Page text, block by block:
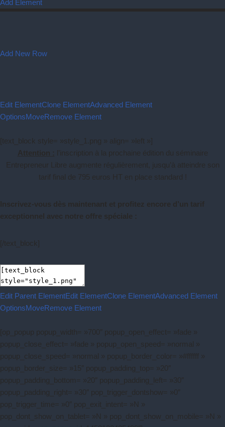
Add Element
Add New Row
Edit ElementClone ElementAdvanced Element
OptionsMoveRemove Element
[text_block style= »style_1.png » align= »left »]
Attention : l’inscription à la prochaine édition du séminaire
Entrepreneur Libre augmente régulièrement, jusqu’à atteindre son
tarif final de 795 euros HT en place standard !
Inscrivez-vous dès maintenant et profitez encore d’un tarif
exceptionnel avec notre offre spéciale :
[/text_block]
Edit Parent ElementEdit ElementClone ElementAdvanced Element
OptionsMoveRemove Element
[op_popup popup_width= »700″ popup_open_effect= »fade »
popup_close_effect= »fade » popup_open_speed= »normal »
popup_close_speed= »normal » popup_border_color= »#ffffff »
popup_border_size= »15″ popup_padding_top= »20″
popup_padding_bottom= »20″ popup_padding_left= »30″
popup_padding_right= »30″ pop_trigger_dontshow= »0″
pop_trigger_time= »0″ pop_exit_intent= »N »
pop_dont_show_on_tablet= »N » pop_dont_show_on_mobile= »N »